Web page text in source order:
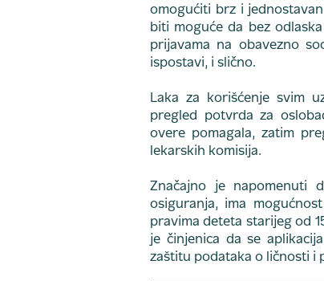
omogućiti brz i
biti moguće da bez
prijavama na obavezno
ispostavi, i slično.
Laka za korišćenje svim
pregled potvrda za
overe pomagala, zatim
lekarskih komisija.
Značajno je napomenuti
osiguranja, ima
pravima deteta starijeg od
je činjenica da se
zaštitu podataka o ličnosti i